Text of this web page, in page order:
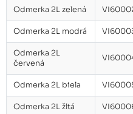
Odmerka 2L zelená
Odmerka 2L modrá
Odmerka 2L
červená
Odmerka 2L biela
Odmerka 2L žltá